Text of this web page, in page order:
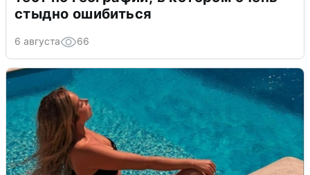
стыдно ошибиться
6 августа 66